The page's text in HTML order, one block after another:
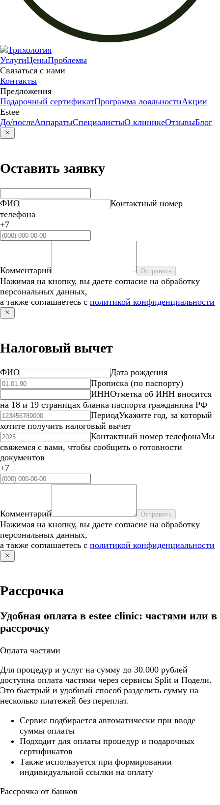
УслугиЦеныПроблемы
Связаться с нами
Контакты
Предложения
Подарочный сертификатПрограмма лояльностиАкции
Estee
До/послеАппаратыСпециалистыО клиникеОтзывыБлог
Оставить заявку
ФИО
Контактный номер
телефона
+7
Комментарий Отправить
Нажимая на кнопку, вы даете согласие на обработку
персональных данных,
а также соглашаетесь с политикой конфиденциальности
Налоговый вычет
ФИО
Дата рождения
Прописка (по паспорту)
ИННОтметка об ИНН вносится
на 18 и 19 страницах бланка паспорта гражданина РФ
ПериодУкажите год, за который
хотите получить налоговый вычет
Контактный номер телефонаМы
свяжемся с вами, чтобы сообщить о готовности
документов
+7
Комментарий Отправить
Нажимая на кнопку, вы даете согласие на обработку
персональных данных,
а также соглашаетесь с политикой конфиденциальности
Рассрочка
Удобная оплата в estee clinic: частями или в
рассрочку
Оплата частями
Для процедур и услуг на сумму до 30.000 рублей
доступна оплата частями через сервисы Split и Подели.
Это быстрый и удобный способ разделить сумму на
несколько платежей без переплат.
Cервис подбирается автоматически при вводе
суммы оплаты
Подходит для оплаты процедур и подарочных
сертификатов
Также используется при формировании
индивидуальной ссылки на оплату
Рассрочка от банков